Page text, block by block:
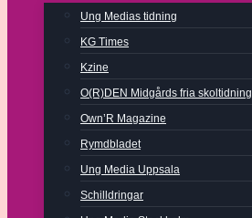
Ung Medias tidning
KG Times
Kzine
O(R)DEN Midgårds fria skoltidning
Own’R Magazine
Rymdbladet
Ung Media Uppsala
Schilldringar